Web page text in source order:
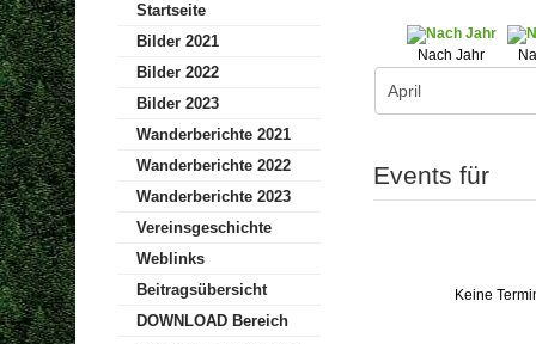
Nach Jahr
Events für
Keine
Startseite
Bilder 2021
Bilder 2022
Bilder 2023
Wanderberichte 2021
Wanderberichte 2022
Wanderberichte 2023
Vereinsgeschichte
Weblinks
Beitragsübersicht
DOWNLOAD Bereich